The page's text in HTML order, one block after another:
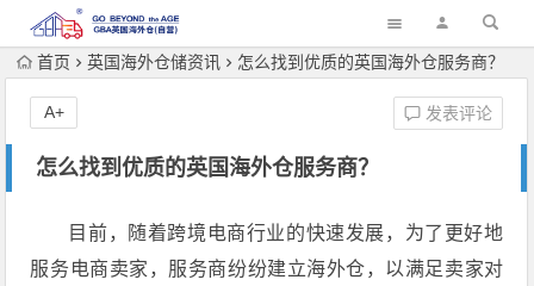
首页 英国海外仓储资讯 怎么找到优质的英国海外仓服务商？
怎么找到优质的英国海外仓服务商？
发表评论
A+
目前，随着跨境电商行业的快速发展，为了更好地
服务电商卖家，服务商纷纷建立海外仓，以满足卖家对